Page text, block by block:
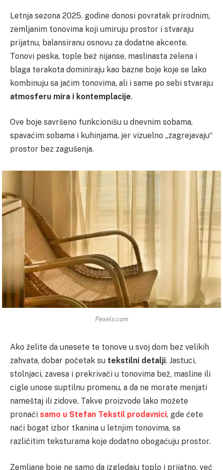
Letnja sezona 2025. godine donosi povratak prirodnim,
zemljanim tonovima koji umiruju prostor i stvaraju
prijatnu, balansiranu osnovu za dodatne akcente.
Tonovi peska, tople bež nijanse, maslinasta zelena i
blaga terakota dominiraju kao bazne boje koje se lako
kombinuju sa jačim tonovima, ali i same po sebi stvaraju
atmosferu mira i kontemplacije.
Ove boje savršeno funkcionišu u dnevnim sobama,
spavaćim sobama i kuhinjama, jer vizuelno „zagrejavaju“
prostor bez zagušenja.
Pexels.com
Ako želite da unesete te tonove u svoj dom bez velikih
zahvata, dobar početak su tekstilni detalji. Jastuci,
stolnjaci, zavesa i prekrivači u tonovima bež, masline ili
cigle unose suptilnu promenu, a da ne morate menjati
nameštaj ili zidove. Takve proizvode lako možete
pronaći samo u Stefan Tekstil prodavnici, gde ćete
naći bogat izbor tkanina u letnjim tonovima, sa
različitim teksturama koje dodatno obogaćuju prostor.
Zemljane boje ne samo da izgledaju toplo i prijatno, već